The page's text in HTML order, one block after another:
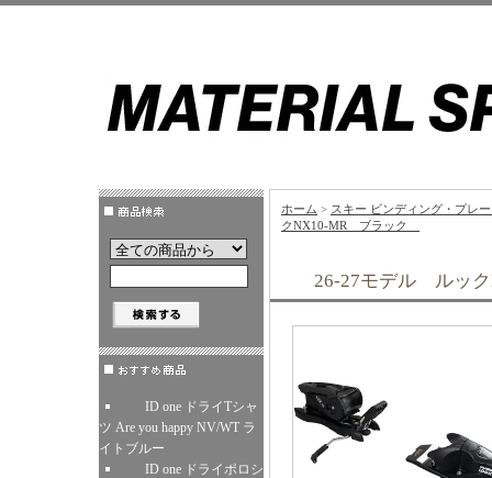
ID one ドライTシャ
ツ Are you happy NV/WT ラ
イトブルー
ID one ドライポロシ
ホーム > スキー ビンディング・プレ
クNX10-MR ブラック
26-27モデル ルッ